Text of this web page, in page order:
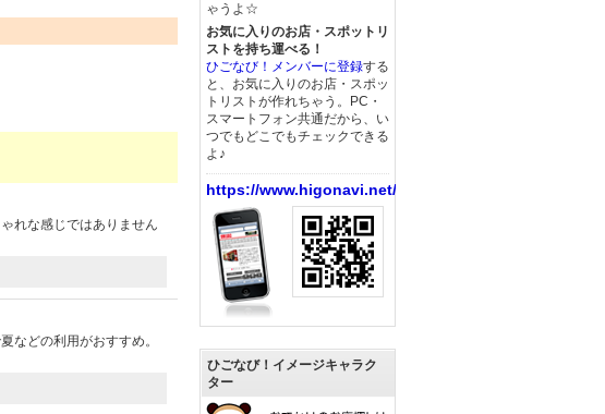
れな感じではありません
などの利用がおすすめ。
ゃうよ☆
お気に入りのお店・スポットリ
ストを持ち運べる！
ひごなび！メンバーに登録する
と、お気に入りのお店・スポッ
トリストが作れちゃう。PC・
スマートフォン共通だから、い
つでもどこでもチェックできる
よ♪
https://www.higonavi.net/
ひごなび！イメージキャラク
ター